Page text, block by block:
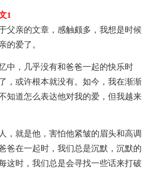
1
亲的文章，感触颇多，我想是时候
的爱了。
，几乎没有和爸爸一起的快乐时
，或许根本就没有。如今，我在渐渐
知道怎么表达他对我的爱，但我越来
就是他，害怕他紧皱的眉头和高调
爸在一起时，我们总是沉默，沉默的
这时，我们总是会寻找一些话来打破